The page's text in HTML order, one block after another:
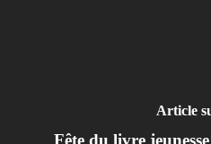
Article
Fête du livre